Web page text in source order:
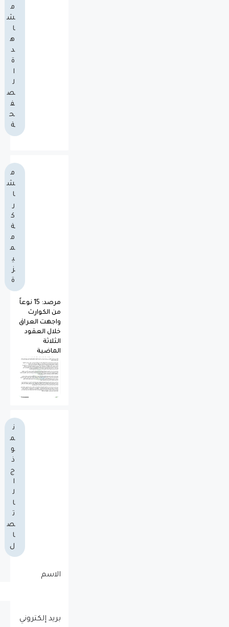
م
ش
ا
ه
د
ة
ا
ل
ص
ف
ح
ة
م
ش
ا
ر
ك
ة
م
م
ي
ز
ة
مرصد: 15 نوعاً
من الكوارث
واجهت العراق
خلال العقود
الثلاثة
الماضية
ن
م
و
ذ
ج
ا
ل
ا
ت
ص
ا
ل
الاسم
بريد إلكتروني